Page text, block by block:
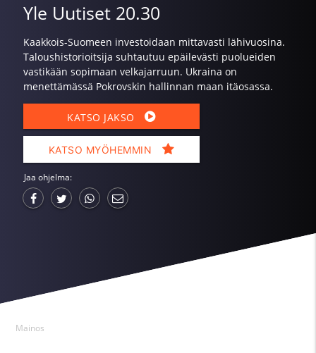
Yle Uutiset 20.30
Kaakkois-Suomeen investoidaan mittavasti lähivuosina.
Taloushistorioitsija suhtautuu epäilevästi puolueiden
vastikään sopimaan velkajarruun. Ukraina on
menettämässä Pokrovskin hallinnan maan itäosassa.
KATSO JAKSO
KATSO MYÖHEMMIN
Jaa ohjelma:
Mainos